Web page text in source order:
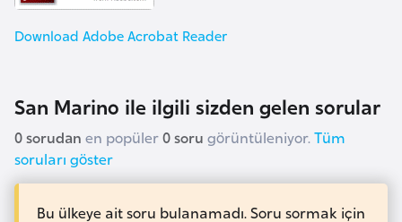
Download Adobe Acrobat Reader
San Marino ile ilgili sizden gelen sorular
0 sorudan en popüler0 soru görüntüleniyor. Tüm
soruları göster
Bu ülkeye ait soru bulanamadı. Soru sormak için
y
n
a
n
g
l